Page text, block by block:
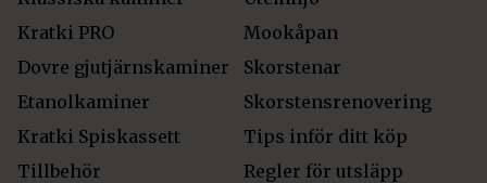
Kratki PRO
Dovre gjutjärnskaminer
Etanolkaminer
Kratki Spiskassett
Tillbehör
Mookåpan
Skorstenar
Skorstensrenovering
Tips inför ditt köp
Regler för utsläpp